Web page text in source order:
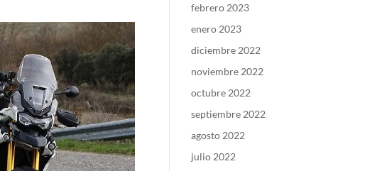
febrero 2023
enero 2023
diciembre 2022
noviembre 2022
octubre 2022
septiembre 2022
agosto 2022
julio 2022